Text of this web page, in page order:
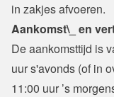
in zakjes afvoeren.
Aankomst\_ en
De aankomsttijd is
uur s'avonds (of in
11:00 uur ’s